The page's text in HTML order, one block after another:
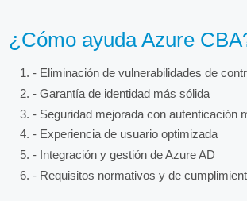
¿Cómo ayuda Azure
- Eliminación de vulnerabilidades de
- Garantía de identidad más sólida
- Seguridad mejorada con autenticación
- Experiencia de usuario optimizada
- Integración y gestión de Azure AD
- Requisitos normativos y de